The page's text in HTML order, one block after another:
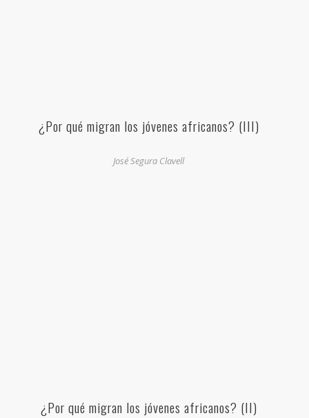
¿Por qué migran los jóvenes africanos? (III)
José Segura Clavell
¿Por qué migran los jóvenes africanos? (II)